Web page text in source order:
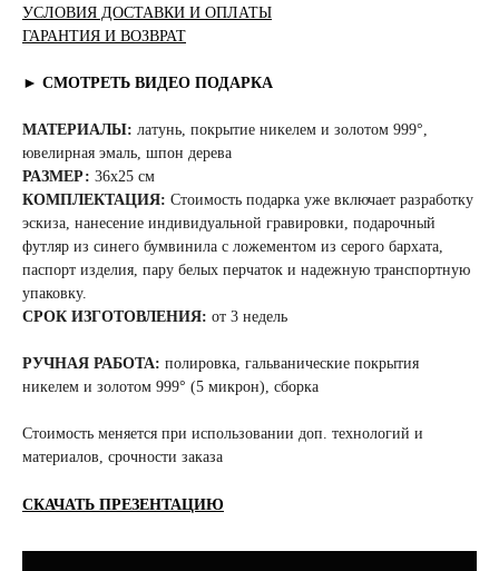
УСЛОВИЯ ДОСТАВКИ И ОПЛАТЫ
ГАРАНТИЯ И ВОЗВРАТ
► СМОТРЕТЬ ВИДЕО ПОДАРКА
МАТЕРИАЛЫ: латунь, покрытие никелем и золотом 999°,
ювелирная эмаль, шпон дерева
РАЗМЕР: 36x25 см
КОМПЛЕКТАЦИЯ: Стоимость подарка уже включает разработку
эскиза, нанесение индивидуальной гравировки, подарочный
футляр из синего бумвинила с ложементом из серого бархата,
паспорт изделия, пару белых перчаток и надежную транспортную
упаковку.
СРОК ИЗГОТОВЛЕНИЯ: от 3 недель
РУЧНАЯ РАБОТА: полировка, гальванические покрытия
никелем и золотом 999° (5 микрон), сборка
Стоимость меняется при использовании доп. технологий и
материалов, срочности заказа
СКАЧАТЬ ПРЕЗЕНТАЦИЮ